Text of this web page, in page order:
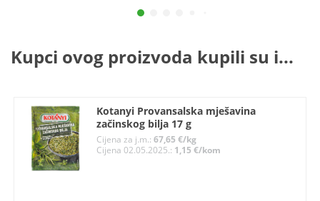
Kupci ovog proizvoda kupili su i...
Kotanyi Provansalska mješavina
začinskog bilja 17 g
Cijena za j.m.: 67,65 €/kg
Cijena 02.05.2025.: 1,15 €/kom